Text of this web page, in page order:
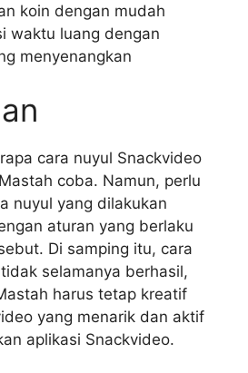
koin dengan mudah
waktu luang dengan
menyenangkan
cara nuyul Snackvideo
coba. Namun, perlu
nuyul yang dilakukan
aturan yang berlaku
Di samping itu, cara
selamanya berhasil,
harus tetap kreatif
yang menarik dan aktif
aplikasi Snackvideo.